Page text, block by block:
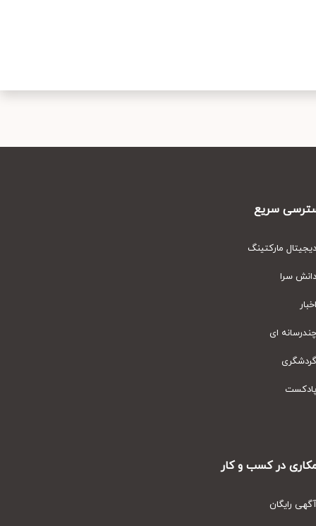
سریع
مارکتینگ
سرا
ای
در کسب و کار
رایگان